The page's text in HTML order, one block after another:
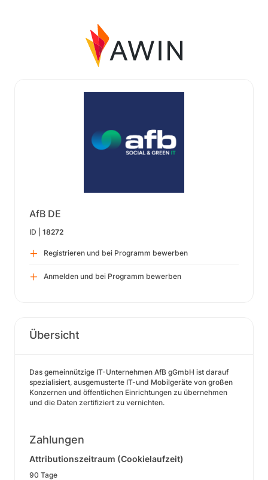
AfB DE
ID | 18272
Registrieren und bei Programm bewerben
Anmelden und bei Programm bewerben
Übersicht
Das gemeinnützige IT-Unternehmen AfB gGmbH ist darauf
spezialisiert, ausgemusterte IT-und Mobilgeräte von großen
Konzernen und öffentlichen Einrichtungen zu übernehmen
und die Daten zertifiziert zu vernichten.
Zahlungen
Attributionszeitraum (Cookielaufzeit)
90 Tage